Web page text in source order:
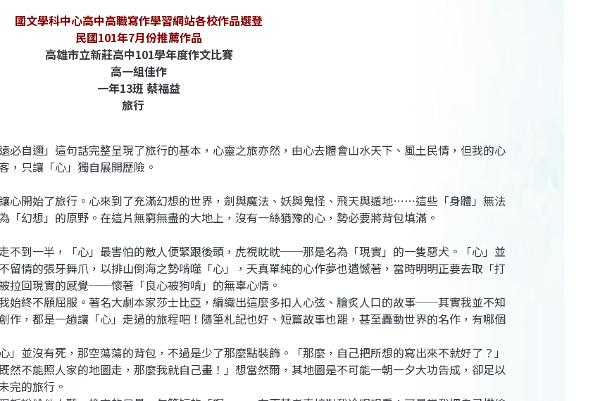
國文學科中心高中高職寫作學習網站各校作品選登
民國101年7月份推薦作品
高雄市立新莊高中101學年度作文比賽
高一組佳作
一年13班 蔡福益
旅行
自邇」這句話完整呈現了旅行的基本，心靈之旅亦然，由心去體會山水天下、風土民情，但我的心
，只讓「心」獨自展開歷險。
開始了旅行。心來到了充滿幻想的世界，劍與魔法、妖與鬼怪、飛天與遁地……這些「身體」無法
「幻想」的原野。在這片無窮無盡的大地上，沒有一絲猶豫的心，勢必要將背包填滿。
到一半，「心」最害怕的敵人便緊跟後頭，虎視眈眈──那是名為「現實」的一隻惡犬。「心」並
留情的張牙舞爪，以排山倒海之勢啃噬「心」，天真單純的心作夢也遺憾著，當時明明正要去取「打
拉回現實的感覺──懷著「良心被狗啃」的無辜心情。
終不願屈服。著名大劇本家莎士比亞，編織出這麼多扣人心弦、膾炙人口的故事──其實我並不知
，都是一趟讓「心」走過的旅程吧！隨筆札記也好、短篇故事也罷，甚至轟動世界的名作，有哪個
並沒有死，那空蕩蕩的背包，不過是少了那麼點裝飾。「那麼，自己把所想的寫出來不就好了？」
然不能照人家的地圖走，那麼我就自己畫！」想當然爾，其地圖是不可能一朝一夕大功告成，卻足以
完的旅行。